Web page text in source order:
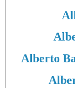
Alberto